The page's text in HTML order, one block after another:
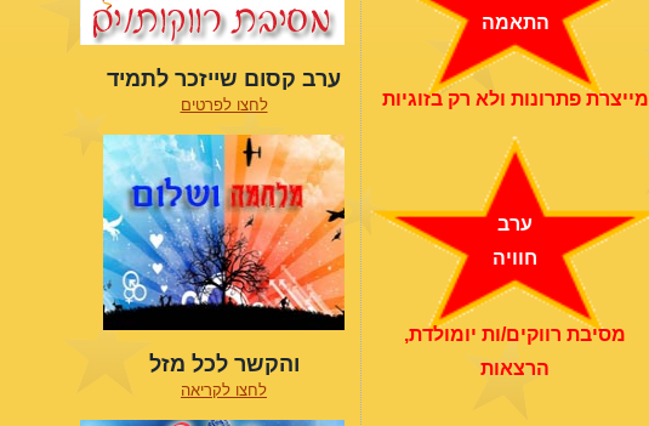
התאמה
מייצרת פתרונות ולא רק בזוגיות
ערב
חוויה
מסיבת רווקים/ות יומולדת,
הרצאות
ערב קסום שייזכר לתמיד
לחצו לפרטים
והקשר לכל מזל
לחצו לקריאה